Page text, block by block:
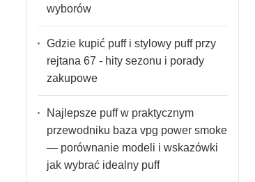
wyborów
Gdzie kupić puff i stylowy puff przy
rejtana 67 - hity sezonu i porady
zakupowe
Najlepsze puff w praktycznym
przewodniku baza vpg power smoke
— porównanie modeli i wskazówki
jak wybrać idealny puff